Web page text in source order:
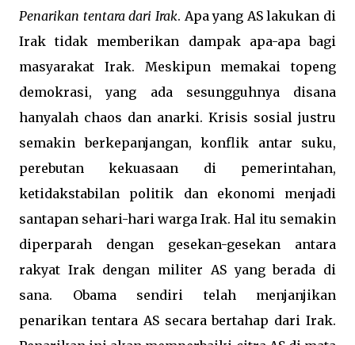
Penarikan tentara dari Irak. Apa yang AS lakukan di
Irak tidak memberikan dampak apa-apa bagi
masyarakat Irak. Meskipun memakai topeng
demokrasi, yang ada sesungguhnya disana
hanyalah chaos dan anarki. Krisis sosial justru
semakin berkepanjangan, konflik antar suku,
perebutan kekuasaan di pemerintahan,
ketidakstabilan politik dan ekonomi menjadi
santapan sehari-hari warga Irak. Hal itu semakin
diperparah dengan gesekan-gesekan antara
rakyat Irak dengan militer AS yang berada di
sana. Obama sendiri telah menjanjikan
penarikan tentara AS secara bertahap dari Irak.